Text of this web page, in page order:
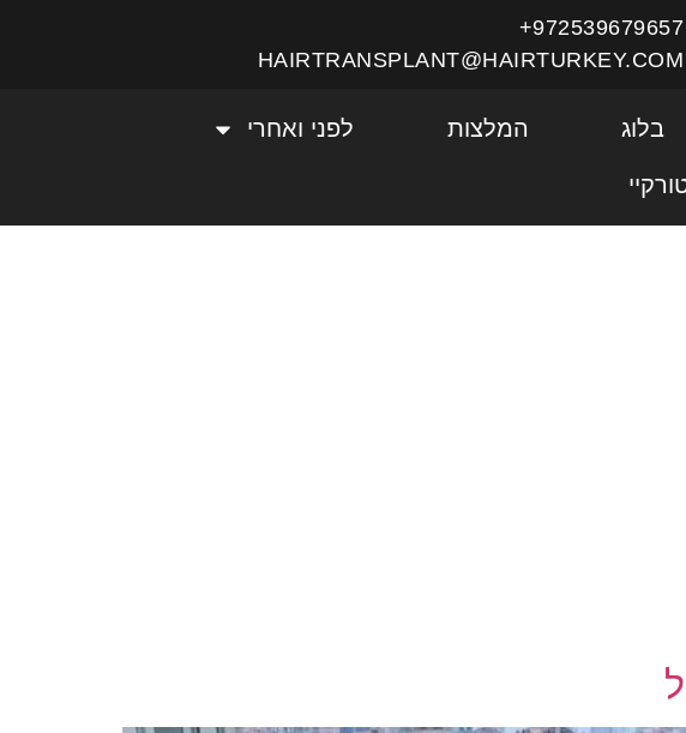
972539679657+
HAIRTRANSPLANT@HAIRTURKEY.COM
בלוג המלצות לפני ואחרי